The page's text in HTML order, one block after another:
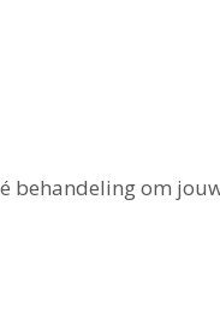
behandeling om